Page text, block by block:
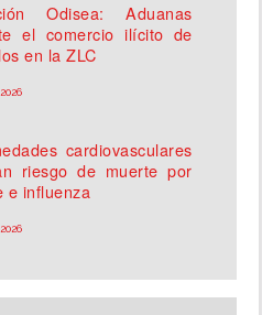
Odisea: Aduanas
el comercio ilícito de
en la ZLC
cardiovasculares
riesgo de muerte por
e influenza